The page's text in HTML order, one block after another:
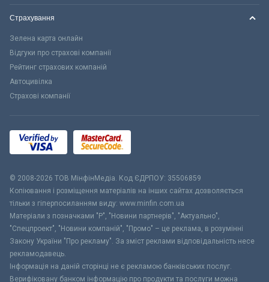
Страхування
Зелена карта онлайн
Відгуки про страхові компанії
Рейтинг страхових компаній
Автоцивілка
Страхові компанії
© 2008-2026 ТОВ МiнфiнМедiа. Код ЄДРПОУ: 35506859
Копіювання і розміщення матеріалів на інших сайтах дозволяється
тільки з гіперпосиланням виду: www.minfin.com.ua
Матеріали з позначками "Р", "Новини партнерів", "Актуально",
"Спецпроект", "Новини компаній", "Промо" – це реклама, в розумінні
Закону України "Про рекламу". За зміст реклами відповідальність несе
рекламодавець.
Інформація на даній сторінці не є рекламою банківських послуг.
Верифіковану банком інформацію про продукти та послуги можна